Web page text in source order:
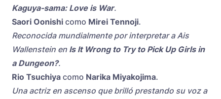
Kaguya-sama: Love is War.
Saori Oonishi como Mirei Tennoji.
Reconocida mundialmente por interpretar a Ais
Wallenstein en Is It Wrong to Try to Pick Up Girls in
a Dungeon?.
Rio Tsuchiya como Narika Miyakojima.
Una actriz en ascenso que brilló prestando su voz a